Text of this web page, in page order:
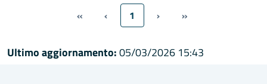
« ‹ 1 › »
Ultimo aggiornamento:05/03/2026 15:43